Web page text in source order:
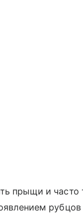
прыщи и часто
рубцов